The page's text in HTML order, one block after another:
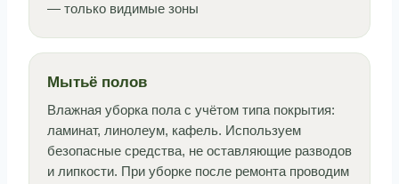
— только видимые зоны
Мытьё полов
Влажная уборка пола с учётом типа покрытия:
ламинат, линолеум, кафель. Используем
безопасные средства, не оставляющие разводов
и липкости. При уборке после ремонта проводим